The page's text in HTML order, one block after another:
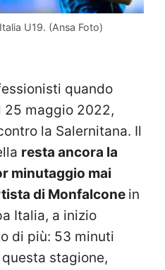
U19. (Ansa Foto)
quando
25 maggio 2022,
la Salernitana. Il
resta ancora la
minutaggio mai
di Monfalcone in
Italia, a inizio
di più: 53 minuti
stagione,